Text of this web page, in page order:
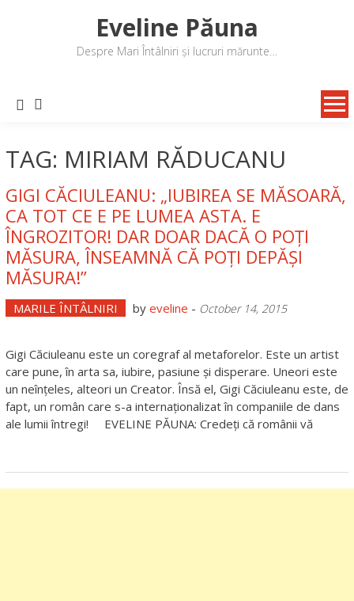
Eveline Păuna
Despre Mari Întâlniri și lucruri mărunte…
TAG: MIRIAM RĂDUCANU
GIGI CĂCIULEANU: „IUBIREA SE MĂSOARĂ,
CA TOT CE E PE LUMEA ASTA. E
ÎNGROZITOR! DAR DOAR DACĂ O POȚI
MĂSURA, ÎNSEAMNĂ CĂ POȚI DEPĂȘI
MĂSURA!”
MARILE ÎNTÂLNIRI by eveline - October 14, 2015
Gigi Căciuleanu este un coregraf al metaforelor. Este un artist
care pune, în arta sa, iubire, pasiune și disperare. Uneori este
un neînțeles, alteori un Creator. Însă el, Gigi Căciuleanu este, de
fapt, un român care s-a internaționalizat în companiile de dans
ale lumii întregi! EVELINE PĂUNA: Credeți că românii vă